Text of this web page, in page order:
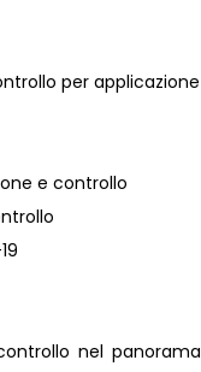
per applicazione
e controllo
nel panorama